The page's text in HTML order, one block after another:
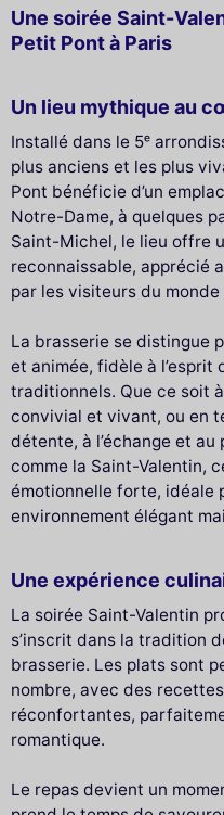
Une soirée Saint-
Petit Pont à Paris
Un lieu mythique au
Installé dans le 5ᵉ
plus anciens et les plus
Pont bénéficie d’un
Notre-Dame, à quelques
Saint-Michel, le lieu offre
reconnaissable, apprécié
par les visiteurs du monde
La brasserie se distingue
et animée, fidèle à l’esprit
traditionnels. Que ce soit
convivial et vivant, ou en
détente, à l’échange et
comme la Saint-Valentin,
émotionnelle forte, idéale
environnement élégant
Une expérience
La soirée Saint-Valentin
s’inscrit dans la tradition
brasserie. Les plats sont
nombre, avec des
réconfortantes,
romantique.
Le repas devient un